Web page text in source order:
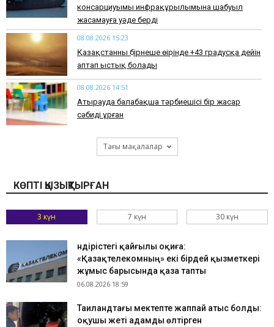
консарциуымы инфрақұрылымына шабуыл
жасамауға уәде берді
08.08.2026 15:23
Қазақстанның бірнеше өңірінде +43 градусқа дейін
аптап ыстық болады
08.08.2026 14:51
Атырауда балабақша тәрбиешісі бір жасар
сәбиді ұрған
Тағы мақалалар
КӨПТІ ҚЫЗЫҚТЫРҒАН
3 күн 7 күн 30 күн
Өндірістегі қайғылы оқиға:
«Қазақтелекомның» екі бірдей қызметкері
жұмыс барысында қаза тапты
06.08.2026 18:59
Таиландтағы мектепте жаппай атыс болды:
оқушы жеті адамды өлтірген